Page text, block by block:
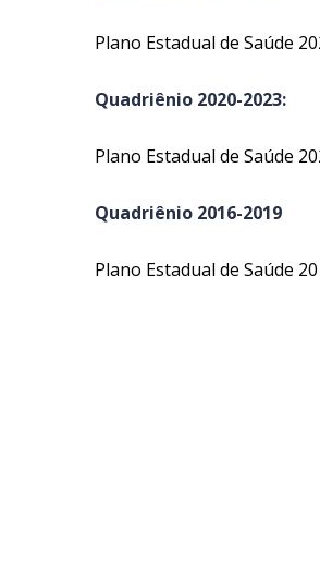
Plano Estadual de Saúde
Quadriênio 2020-2023:
Plano Estadual de Saúde
Quadriênio 2016-2019
Plano Estadual de Saúde